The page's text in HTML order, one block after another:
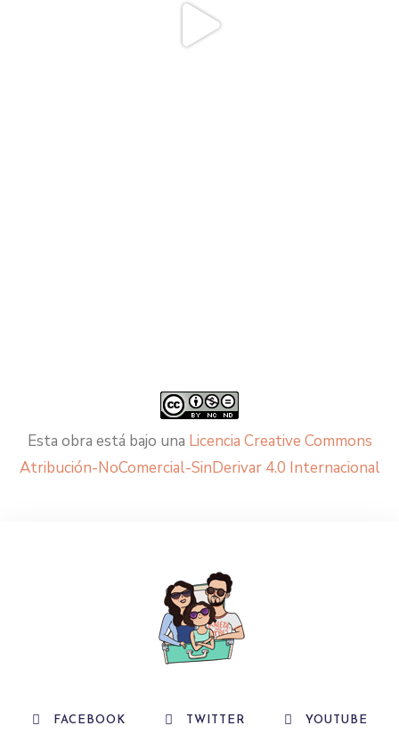
Esta obra está bajo una Licencia Creative Commons
Atribución-NoComercial-SinDerivar 4.0 Internacional
FACEBOOK TWITTER YOUTUBE